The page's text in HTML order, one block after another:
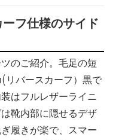
フ仕様のサイド
のご紹介。毛足の短
バースカーフ）黒で
はフルレザーライニ
靴内部に隠せるデザ
履きが楽で、スマー